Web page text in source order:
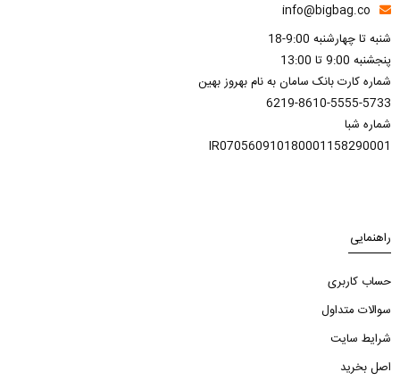
info@bigbag.co
شنبه تا چهارشنبه 9:00-18
پنجشنبه 9:00 تا 13:00
شماره کارت بانک سامان به نام بهروز بهین
6219-8610-5555-5733
شماره شبا
IR070560910180001158290001
راهنمایی
حساب کاربری
سوالات متداول
شرایط سایت
اصل بخرید